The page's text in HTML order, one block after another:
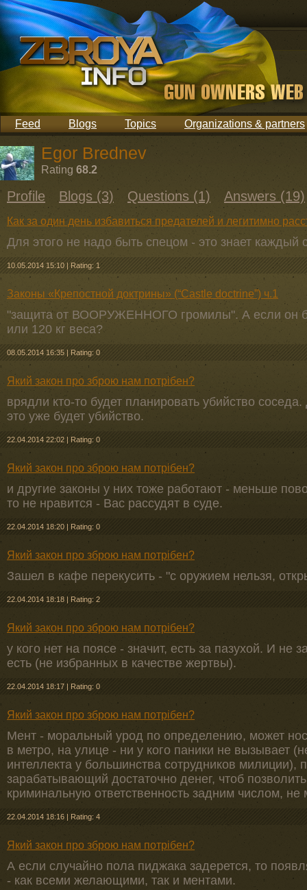
Feed Blogs Topics Organizations & partners
Egor Brednev
Rating 68.2
Profile Blogs (3) Questions (1) Answers (19)
Как за один день избавиться предателей и легитимно
Для этого не надо быть спецом - это знает каждый
10.05.2014 15:10 | Rating: 1
Законы «Крепостной доктрины» (“Сastle doctrine”) ч.1
"защита от ВООРУЖЕННОГО громилы". А если он
или 120 кг веса?
08.05.2014 16:35 | Rating: 0
Який закон про зброю нам потрібен?
врядли кто-то будет планировать убийство
это уже будет убийство.
22.04.2014 22:02 | Rating: 0
Який закон про зброю нам потрібен?
и другие законы у них тоже работают - меньше
то не нравится - Вас рассудят в суде.
22.04.2014 18:20 | Rating: 0
Який закон про зброю нам потрібен?
Зашел в кафе перекусить - "с оружием нельзя,
22.04.2014 18:18 | Rating: 2
Який закон про зброю нам потрібен?
у кого нет на поясе - значит, есть за пазухой. И не
есть (не избранных в качестве жертвы).
22.04.2014 18:17 | Rating: 0
Який закон про зброю нам потрібен?
Мент - моральный урод по определению, может
в метро, на улице - ни у кого паники не вызывает
интеллекта у большинства сотрудников милиции),
зарабатывающий достаточно денег, чтоб
криминальную ответственность задним числом, не
22.04.2014 18:16 | Rating: 4
Який закон про зброю нам потрібен?
А если случайно пола пиджака задерется, то
- как всеми желающими, так и ментами.